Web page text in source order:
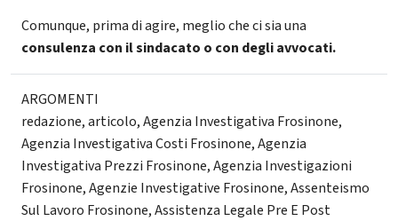
Comunque, prima di agire, meglio che ci sia una
consulenza con il sindacato o con degli avvocati.
ARGOMENTI
redazione,articolo,Agenzia Investigativa Frosinone,
Agenzia Investigativa Costi Frosinone,Agenzia
Investigativa Prezzi Frosinone,Agenzia Investigazioni
Frosinone,Agenzie Investigative Frosinone,Assenteismo
Sul Lavoro Frosinone,Assistenza Legale Pre E Post